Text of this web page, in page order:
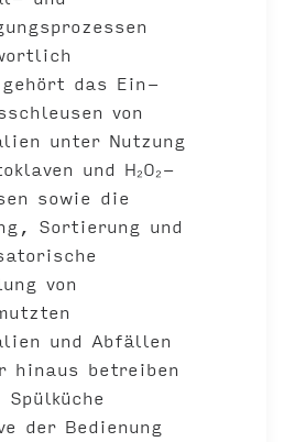
das Ein-
von
unter Nutzung
und H₂O₂-
sowie die
Sortierung und
von
und Abfällen
hinaus betreiben
der Bedienung